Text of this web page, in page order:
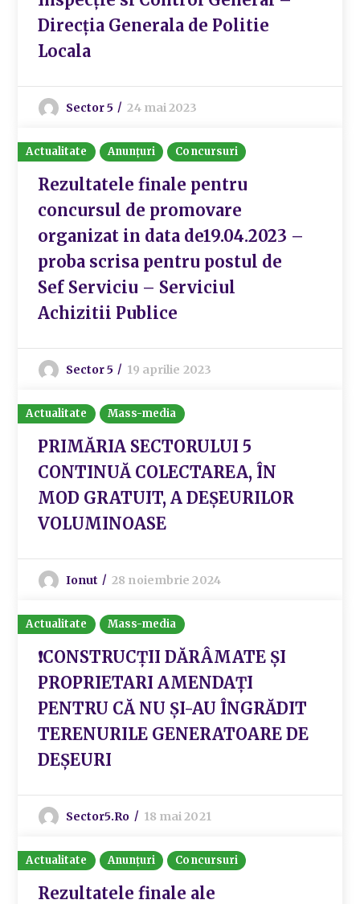
Direcția Generala de Politie
Locala
Sector 5 24 mai 2023
Actualitate Anunțuri Concursuri
Rezultatele finale pentru
concursul de promovare
organizat in data de19.04.2023 –
proba scrisa pentru postul de
Sef Serviciu – Serviciul
Achizitii Publice
Sector 5 19 aprilie 2023
Actualitate Mass-media
PRIMĂRIA SECTORULUI 5
CONTINUĂ COLECTAREA, ÎN
MOD GRATUIT, A DEȘEURILOR
VOLUMINOASE
Ionut 28 noiembrie 2024
Actualitate Mass-media
❗CONSTRUCȚII DĂRÂMATE ȘI
PROPRIETARI AMENDAȚI
PENTRU CĂ NU ȘI-AU ÎNGRĂDIT
TERENURILE GENERATOARE DE
DEȘEURI
Sector5.ro 18 mai 2021
Actualitate Anunțuri Concursuri
Rezultatele finale ale